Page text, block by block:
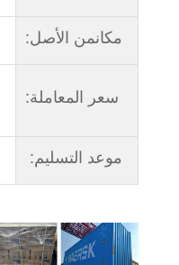
مكانمن الأصل:
سعر المعاملة:
موعد التسليم: